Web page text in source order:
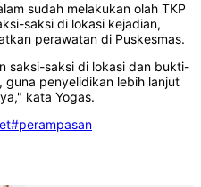
sudah melakukan olah TKP
saksi di lokasi kejadian,
perawatan di Puskesmas.
saksi-saksi di lokasi dan bukti-
guna penyelidikan lebih lanjut
kata Yogas.
#perampasan